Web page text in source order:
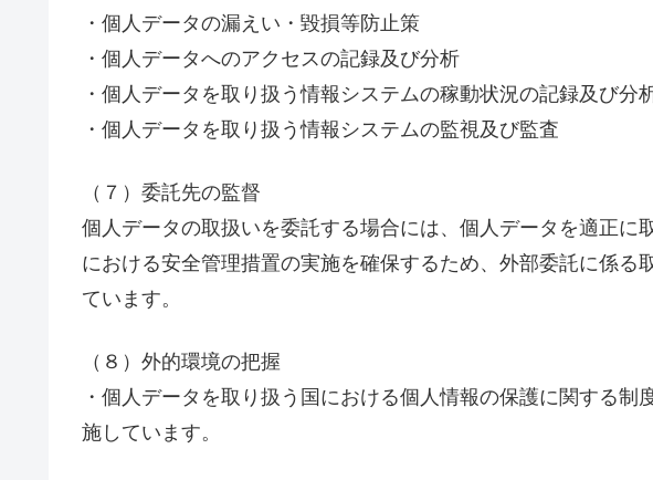
・個人データの漏えい・毀損等防止策
・個人データへのアクセスの記録及び分析
・個人データを取り扱う情報システムの稼動状況の記録及び分
・個人データを取り扱う情報システムの監視及び監査
（７）委託先の監督
個人データの取扱いを委託する場合には、個人データを適正に
における安全管理措置の実施を確保するため、外部委託に係る
ています。
（８）外的環境の把握
・個人データを取り扱う国における個人情報の保護に関する制
施しています。